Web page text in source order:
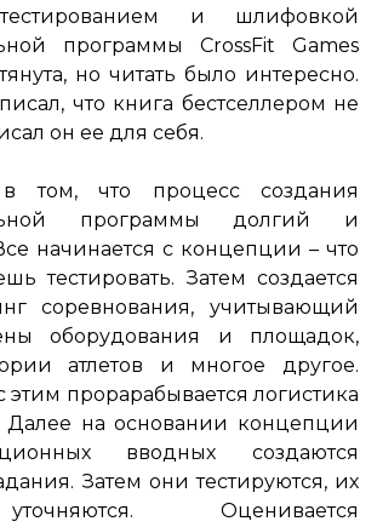
и шлифовкой
программы CrossFit Games
но читать было интересно.
что книга бестселлером не
он ее для себя.
том, что процесс создания
программы долгий и
начинается с концепции – что
тестировать. Затем создается
соревнования, учитывающий
оборудования и площадок,
атлетов и многое другое.
этим прорарабывается логистика
Далее на основании концепции
вводных создаются
Затем они тестируются, их
Оценивается